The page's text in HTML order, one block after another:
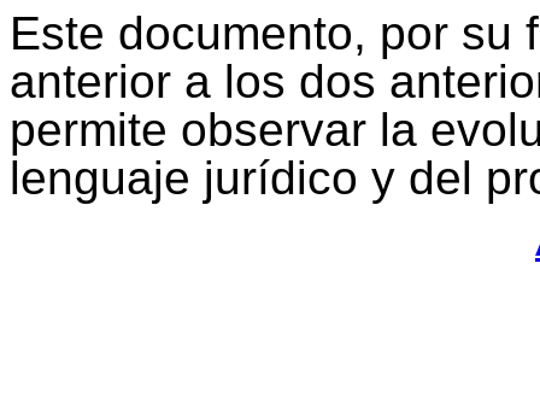
Este documento, por su
anterior a los dos
permite observar la
lenguaje jurídico y del